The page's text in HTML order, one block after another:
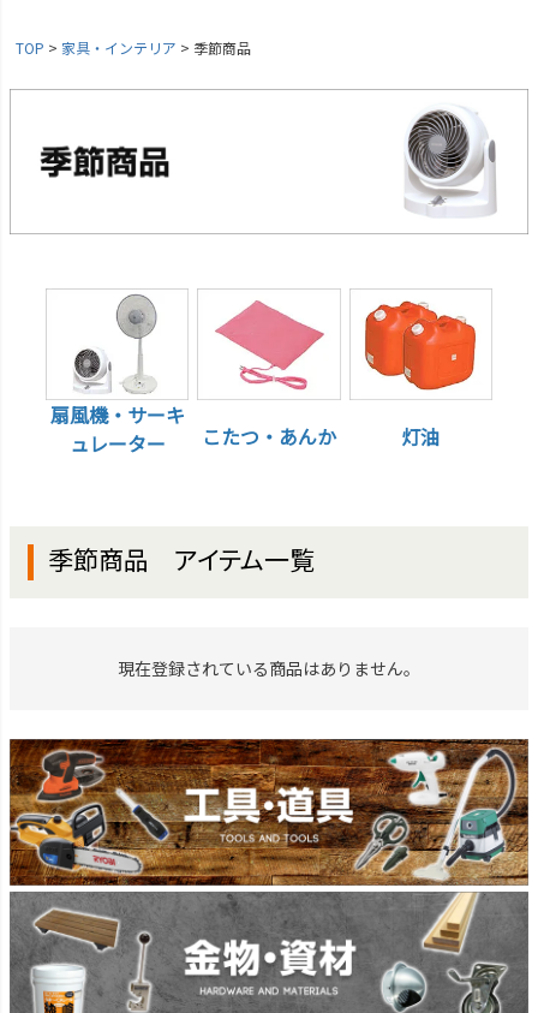
TOP 家具・インテリア 季節商品
扇風機・サーキ
ュレーター
こたつ・あんか 灯油
季節商品 アイテム一覧
現在登録されている商品はありません。